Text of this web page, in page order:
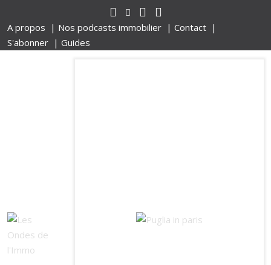
A propos | Nos podcasts immobilier | Contact |
S'abonner | Guides